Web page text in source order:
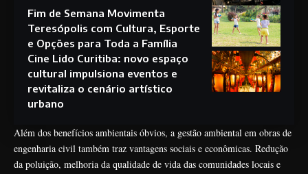
Fim de Semana Movimenta
Teresópolis com Cultura, Esporte
e Opções para Toda a Família
Cine Lido Curitiba: novo espaço
cultural impulsiona eventos e
revitaliza o cenário artístico
urbano
Além dos benefícios ambientais óbvios, a gestão ambiental em obras de
engenharia civil também traz vantagens sociais e econômicas. Redução
da poluição, melhoria da qualidade de vida das comunidades locais e